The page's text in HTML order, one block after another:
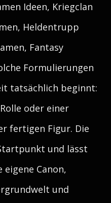
Ideen, Kriegclan
Heldentrupp
Fantasy
Formulierungen
tatsächlich beginnt:
oder einer
fertigen Figur. Die
und lässt
Canon,
und